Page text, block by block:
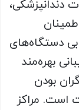
دستگاه‌های
بهره‌مند
بودن
است. مراکز